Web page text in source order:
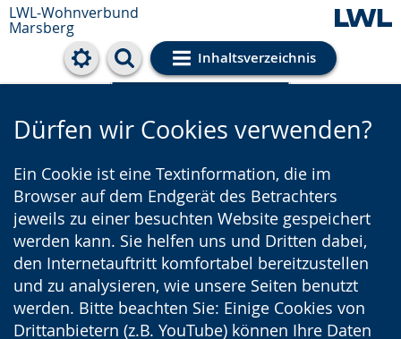
LWL-Wohnverbund
Marsberg
Inhaltsverzeichnis
Cookie-Einstellungen
Dürfen wir Cookies verwenden?
Ein Cookie ist eine Textinformation, die im
Browser auf dem Endgerät des Betrachters
jeweils zu einer besuchten Website gespeichert
werden kann. Sie helfen uns und Dritten dabei,
den Internetauftritt komfortabel bereitzustellen
und zu analysieren, wie unsere Seiten benutzt
werden. Bitte beachten Sie: Einige Cookies von
Drittanbietern (z.B. YouTube) können Ihre Daten